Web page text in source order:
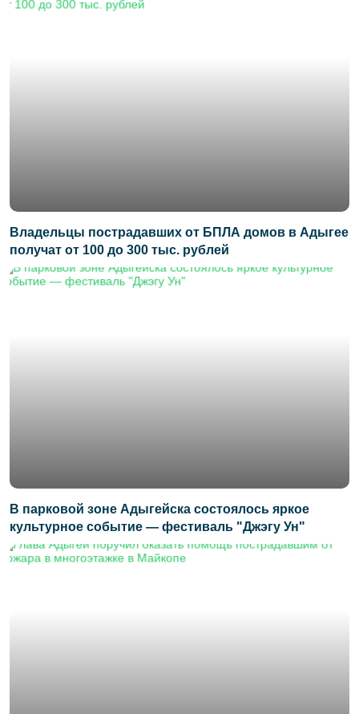
Владельцы пострадавших от БПЛА домов в Адыгее
получат от 100 до 300 тыс. рублей
В парковой зоне Адыгейска состоялось яркое
культурное событие — фестиваль "Джэгу Ун"